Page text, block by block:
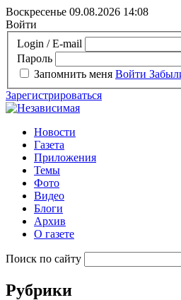
Воскресенье 09.08.2026 14:08
Войти
Login / E-mail
Пароль
Запомнить меня Войти
Зарегистрироваться
Новости
Газета
Приложения
Темы
Фото
Видео
Блоги
Архив
О газете
Поиск по сайту
Рубрики